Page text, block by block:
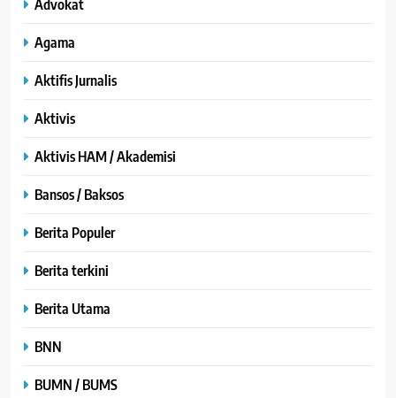
Advokat
Agama
Aktifis Jurnalis
Aktivis
Aktivis HAM / Akademisi
Bansos / Baksos
Berita Populer
Berita terkini
Berita Utama
BNN
BUMN / BUMS